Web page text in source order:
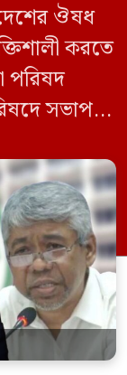
ঔষধ
করতে
পরিষদ
সভাপতি
স্বাস্থ্য ও
একই সঙ্গে
উন্নয়ন
এবং